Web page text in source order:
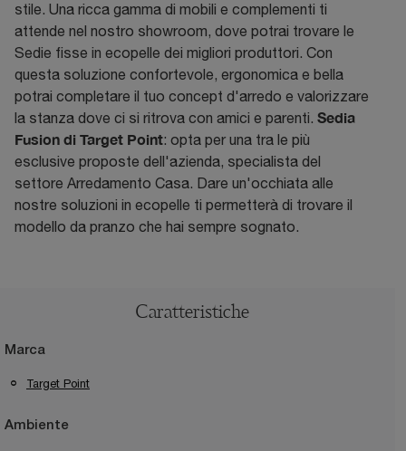
stile. Una ricca gamma di mobili e complementi ti
attende nel nostro showroom, dove potrai trovare le
Sedie fisse in ecopelle dei migliori produttori. Con
questa soluzione confortevole, ergonomica e bella
potrai completare il tuo concept d'arredo e valorizzare
la stanza dove ci si ritrova con amici e parenti. Sedia
Fusion di Target Point: opta per una tra le più
esclusive proposte dell'azienda, specialista del
settore Arredamento Casa. Dare un'occhiata alle
nostre soluzioni in ecopelle ti permetterà di trovare il
modello da pranzo che hai sempre sognato.
Caratteristiche
Marca
Target Point
Ambiente